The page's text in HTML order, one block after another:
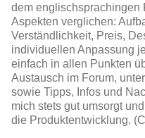
dem englischsprachingen
Aspekten verglichen:
Verständlichkeit, Preis,
individuellen Anpassung
einfach in allen Punkten
Austausch im Forum,
sowie Tipps, Infos und
mich stets gut umsorgt
die Produktentwicklung.